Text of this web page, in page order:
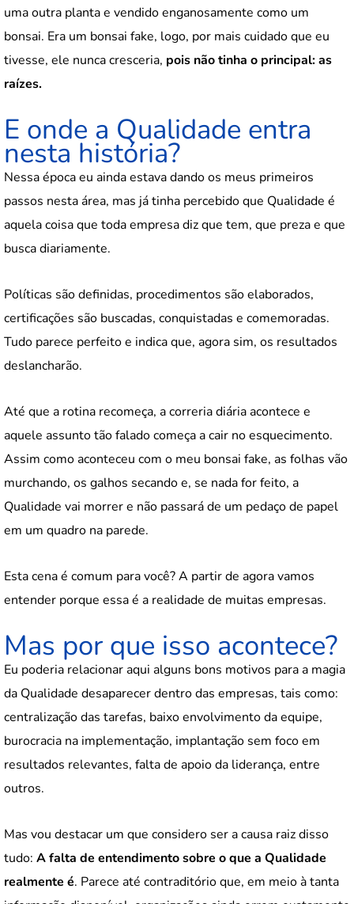
uma outra planta e vendido enganosamente como um
bonsai. Era um bonsai fake, logo, por mais cuidado que eu
tivesse, ele nunca cresceria, pois não tinha o principal: as
raízes.
E onde a Qualidade entra
nesta história?
Nessa época eu ainda estava dando os meus primeiros
passos nesta área, mas já tinha percebido que Qualidade é
aquela coisa que toda empresa diz que tem, que preza e que
busca diariamente.
Políticas são definidas, procedimentos são elaborados,
certificações são buscadas, conquistadas e comemoradas.
Tudo parece perfeito e indica que, agora sim, os resultados
deslancharão.
Até que a rotina recomeça, a correria diária acontece e
aquele assunto tão falado começa a cair no esquecimento.
Assim como aconteceu com o meu bonsai fake, as folhas vão
murchando, os galhos secando e, se nada for feito, a
Qualidade vai morrer e não passará de um pedaço de papel
em um quadro na parede.
Esta cena é comum para você? A partir de agora vamos
entender porque essa é a realidade de muitas empresas.
Mas por que isso acontece?
Eu poderia relacionar aqui alguns bons motivos para a magia
da Qualidade desaparecer dentro das empresas, tais como:
centralização das tarefas, baixo envolvimento da equipe,
burocracia na implementação, implantação sem foco em
resultados relevantes, falta de apoio da liderança, entre
outros.
Mas vou destacar um que considero ser a causa raiz disso
tudo: A falta de entendimento sobre o que a Qualidade
realmente é. Parece até contraditório que, em meio à tanta